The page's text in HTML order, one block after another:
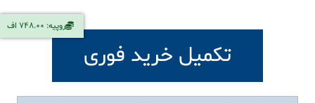
روپیه: 748.00 اف
تکمیل خرید فوری